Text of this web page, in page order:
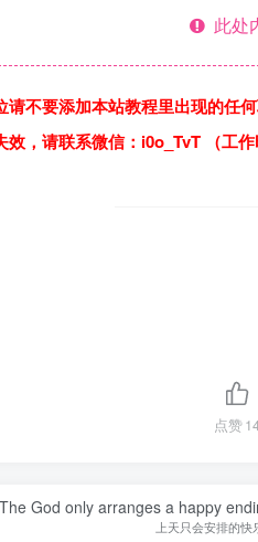
此处
请不要添加本站教程里出现的任
效，请联系微信：i0o_TvT （工
点赞
The God only arranges a happy
上天只会安排的